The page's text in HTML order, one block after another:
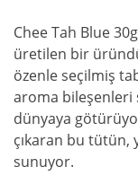
Chee Tah Blue
üretilen bir
özenle seçilmiş
aroma bileşenleri
dünyaya
çıkaran bu
sunuyor.